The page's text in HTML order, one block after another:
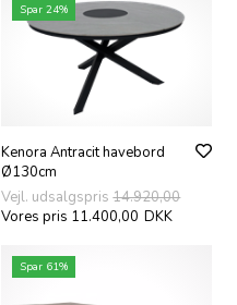
Spar 24%
Kenora Antracit havebord
Ø130cm
Vejl. udsalgspris14.920,00
Vores pris 11.400,00 DKK
Spar 61%